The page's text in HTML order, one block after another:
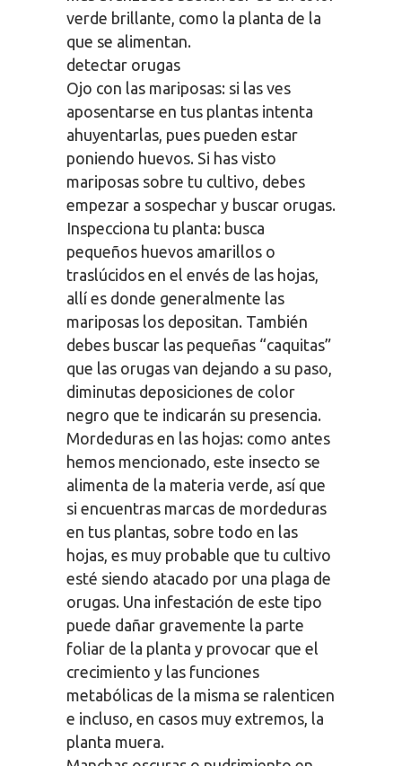
verde brillante, como la planta de la
que se alimentan.
detectar orugas
Ojo con las mariposas: si las ves
aposentarse en tus plantas intenta
ahuyentarlas, pues pueden estar
poniendo huevos. Si has visto
mariposas sobre tu cultivo, debes
empezar a sospechar y buscar orugas.
Inspecciona tu planta: busca
pequeños huevos amarillos o
traslúcidos en el envés de las hojas,
allí es donde generalmente las
mariposas los depositan. También
debes buscar las pequeñas “caquitas”
que las orugas van dejando a su paso,
diminutas deposiciones de color
negro que te indicarán su presencia.
Mordeduras en las hojas: como antes
hemos mencionado, este insecto se
alimenta de la materia verde, así que
si encuentras marcas de mordeduras
en tus plantas, sobre todo en las
hojas, es muy probable que tu cultivo
esté siendo atacado por una plaga de
orugas. Una infestación de este tipo
puede dañar gravemente la parte
foliar de la planta y provocar que el
crecimiento y las funciones
metabólicas de la misma se ralenticen
e incluso, en casos muy extremos, la
planta muera.